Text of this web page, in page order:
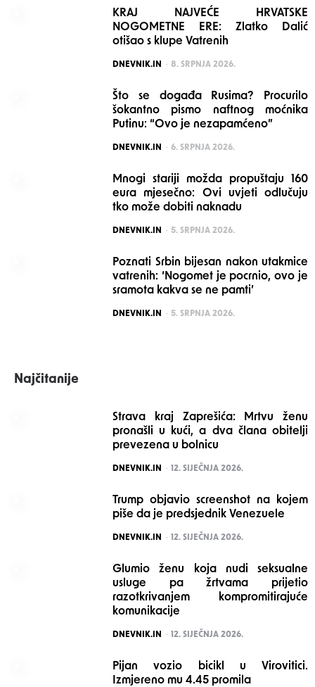
KRAJ NAJVEĆE HRVATSKE
NOGOMETNE ERE: Zlatko Dalić
otišao s klupe Vatrenih
POSTED
DNEVNIK.IN 8. SRPNJA 2026.
Što se događa Rusima? Procurilo
šokantno pismo naftnog moćnika
Putinu: “Ovo je nezapamćeno”
POSTED
DNEVNIK.IN 6. SRPNJA 2026.
Mnogi stariji možda propuštaju 160
eura mjesečno: Ovi uvjeti odlučuju
tko može dobiti naknadu
POSTED
DNEVNIK.IN 5. SRPNJA 2026.
Poznati Srbin bijesan nakon utakmice
vatrenih: ‘Nogomet je pocrnio, ovo je
sramota kakva se ne pamti’
POSTED
DNEVNIK.IN 5. SRPNJA 2026.
Najčitanije
Strava kraj Zaprešića: Mrtvu ženu
pronašli u kući, a dva člana obitelji
prevezena u bolnicu
POSTED
DNEVNIK.IN 12. SIJEČNJA 2026.
Trump objavio screenshot na kojem
piše da je predsjednik Venezuele
POSTED
DNEVNIK.IN 12. SIJEČNJA 2026.
Glumio ženu koja nudi seksualne
usluge pa žrtvama prijetio
razotkrivanjem kompromitirajuće
komunikacije
POSTED
DNEVNIK.IN 12. SIJEČNJA 2026.
Pijan vozio bicikl u Virovitici.
Izmjereno mu 4.45 promila